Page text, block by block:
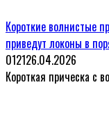
Короткие волнистые
приведут локоны в
012126.04.2026
Короткая прическа с